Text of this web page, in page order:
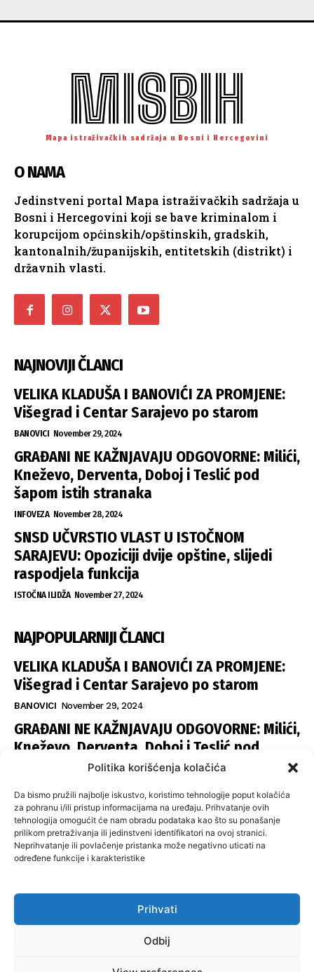
Politika korišćenja kolačića
Da bismo pružili najbolje iskustvo, koristimo tehnologije poput kolačića
za pohranu i/ili pristup informacijama na uređaju. Prihvatanje ovih
tehnologija omogućit će nam obradu podataka kao što su ponašanje
prilikom pretraživanja ili jedinstveni identifikatori na ovoj stranici.
Neprihvatanje ili povlačenje pristanka može negativno uticati na
određene funkcije i karakteristike
Prihvati
Odbij
MISBIH
Mapa istraživačkih sadržaja u Bosni i Hercegovini
O NAMA
Jedinstveni portal Mapa istraživačkih sadržaja u
Bosni i Hercegovini koji se bave kriminalom i
korupcijom općinskih/opštinskih, gradskih,
kantonalnih/županijskih, entitetskih (distrikt) i
državnih vlasti.
NAJNOVIJI ČLANCI
VELIKA KLADUŠA I BANOVIĆI ZA PROMJENE:
Višegrad i Centar Sarajevo po starom
BANOVICI November 29, 2024
GRAĐANI NE KAŽNJAVAJU ODGOVORNE: Milići,
Kneževo, Derventa, Doboj i Teslić pod
šapom istih stranaka
INFOVEZA November 28, 2024
SNSD UČVRSTIO VLAST U ISTOČNOM
SARAJEVU: Opoziciji dvije opštine, slijedi
raspodjela funkcija
ISTOČNA ILIDŽA November 27, 2024
NAJPOPULARNIJI ČLANCI
VELIKA KLADUŠA I BANOVIĆI ZA PROMJENE:
Višegrad i Centar Sarajevo po starom
BANOVICI November 29, 2024
GRAĐANI NE KAŽNJAVAJU ODGOVORNE: Milići,
Kneževo, Derventa, Doboj i Teslić pod
šapom istih stranaka
SNSD UČVRSTIO VLAST U ISTOČNOM
SARAJEVU: Opoziciji dvije opštine, slijedi
raspodjela funkcija
Politika privatnosti
Impresum